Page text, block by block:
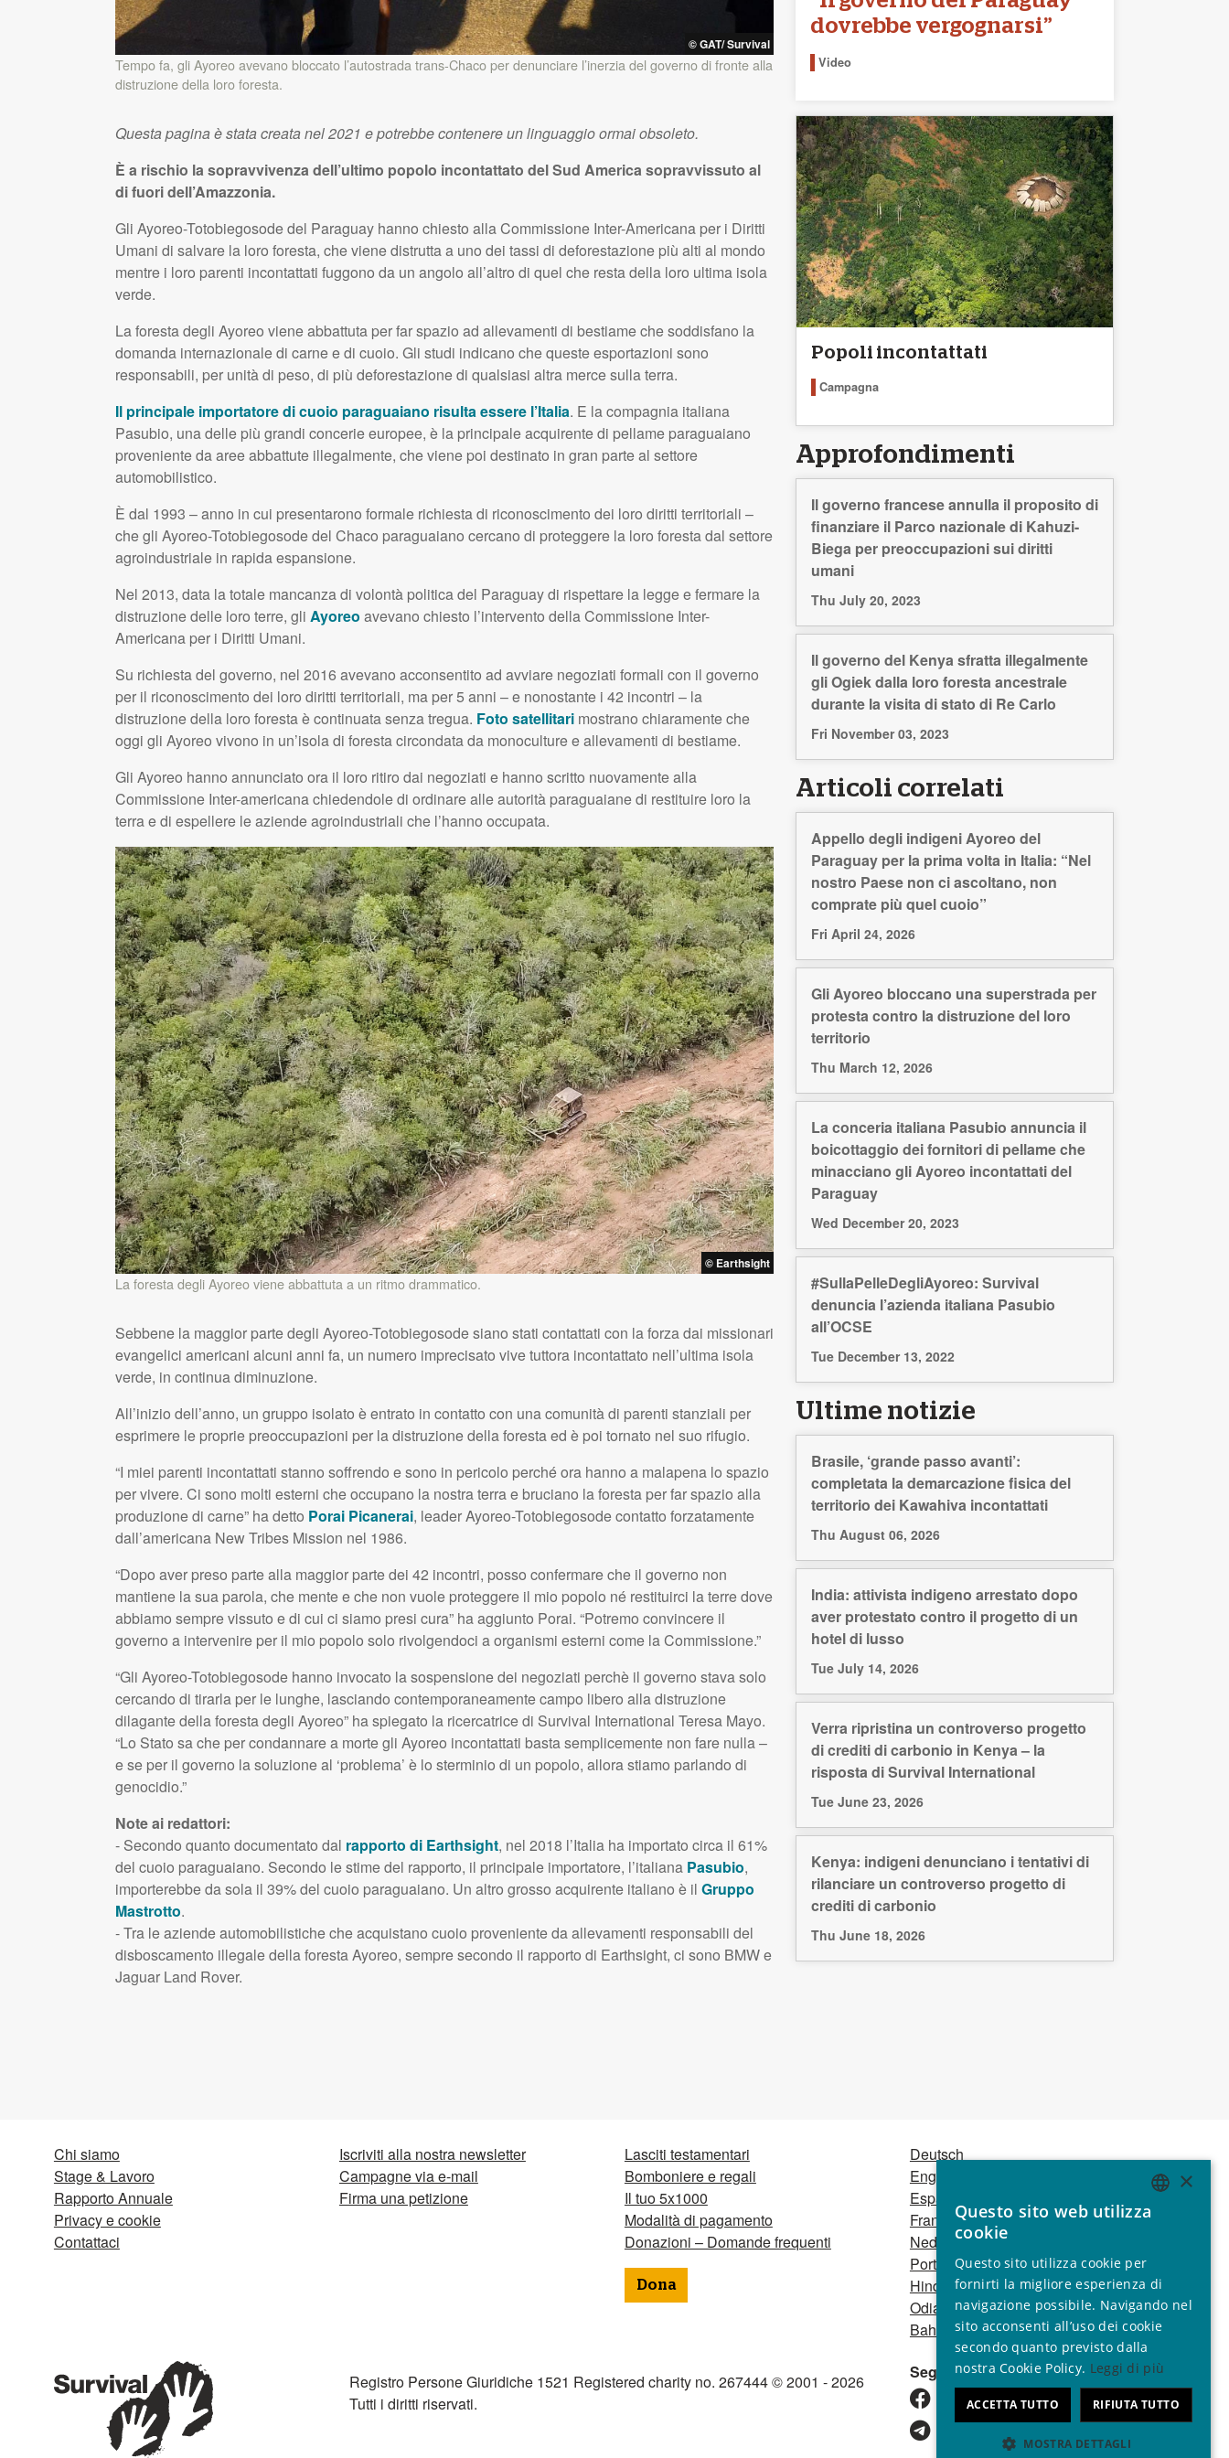
©GAT/ Survival
Tempo fa, gli Ayoreo avevano bloccato l’autostrada trans-Chaco per denunciare l’inerzia del governo di fronte alla
distruzione della loro foresta.
Questa pagina è stata creata nel 2021 e potrebbe contenere un linguaggio ormai obsoleto.
È a rischio la sopravvivenza dell’ultimo popolo incontattato del Sud America sopravvissuto al
di fuori dell’Amazzonia.
Gli Ayoreo-Totobiegosode del Paraguay hanno chiesto alla Commissione Inter-Americana per i Diritti
Umani di salvare la loro foresta, che viene distrutta a uno dei tassi di deforestazione più alti al mondo
mentre i loro parenti incontattati fuggono da un angolo all’altro di quel che resta della loro ultima isola
verde.
La foresta degli Ayoreo viene abbattuta per far spazio ad allevamenti di bestiame che soddisfano la
domanda internazionale di carne e di cuoio. Gli studi indicano che queste esportazioni sono
responsabili, per unità di peso, di più deforestazione di qualsiasi altra merce sulla terra.
Il principale importatore di cuoio paraguaiano risulta essere l’Italia. E la compagnia italiana
Pasubio, una delle più grandi concerie europee, è la principale acquirente di pellame paraguaiano
proveniente da aree abbattute illegalmente, che viene poi destinato in gran parte al settore
automobilistico.
È dal 1993 – anno in cui presentarono formale richiesta di riconoscimento dei loro diritti territoriali –
che gli Ayoreo-Totobiegosode del Chaco paraguaiano cercano di proteggere la loro foresta dal settore
agroindustriale in rapida espansione.
Nel 2013, data la totale mancanza di volontà politica del Paraguay di rispettare la legge e fermare la
distruzione delle loro terre, gli Ayoreo avevano chiesto l’intervento della Commissione Inter-
Americana per i Diritti Umani.
Su richiesta del governo, nel 2016 avevano acconsentito ad avviare negoziati formali con il governo
per il riconoscimento dei loro diritti territoriali, ma per 5 anni – e nonostante i 42 incontri – la
distruzione della loro foresta è continuata senza tregua. Foto satellitarimostrano chiaramente che
oggi gli Ayoreo vivono in un’isola di foresta circondata da monoculture e allevamenti di bestiame.
Gli Ayoreo hanno annunciato ora il loro ritiro dai negoziati e hanno scritto nuovamente alla
Commissione Inter-americana chiedendole di ordinare alle autorità paraguaiane di restituire loro la
terra e di espellere le aziende agroindustriali che l’hanno occupata.
© Earthsight
La foresta degli Ayoreo viene abbattuta a un ritmo drammatico.
Sebbene la maggior parte degli Ayoreo-Totobiegosode siano stati contattati con la forza dai missionari
evangelici americani alcuni anni fa, un numero imprecisato vive tuttora incontattato nell’ultima isola
verde, in continua diminuzione.
All’inizio dell’anno, un gruppo isolato è entrato in contatto con una comunità di parenti stanziali per
esprimere le proprie preoccupazioni per la distruzione della foresta ed è poi tornato nel suo rifugio.
“I miei parenti incontattati stanno soffrendo e sono in pericolo perché ora hanno a malapena lo spazio
per vivere. Ci sono molti esterni che occupano la nostra terra e bruciano la foresta per far spazio alla
produzione di carne” ha detto Porai Picanerai, leader Ayoreo-Totobiegosode contatto forzatamente
dall’americana New Tribes Mission nel 1986.
“Dopo aver preso parte alla maggior parte dei 42 incontri, posso confermare che il governo non
mantiene la sua parola, che mente e che non vuole proteggere il mio popolo né restituirci la terre dove
abbiamo sempre vissuto e di cui ci siamo presi cura” ha aggiunto Porai. “Potremo convincere il
governo a intervenire per il mio popolo solo rivolgendoci a organismi esterni come la Commissione.”
“Gli Ayoreo-Totobiegosode hanno invocato la sospensione dei negoziati perchè il governo stava solo
cercando di tirarla per le lunghe, lasciando contemporaneamente campo libero alla distruzione
dilagante della foresta degli Ayoreo” ha spiegato la ricercatrice di Survival International Teresa Mayo.
“Lo Stato sa che per condannare a morte gli Ayoreo incontattati basta semplicemente non fare nulla –
e se per il governo la soluzione al ‘problema’ è lo sterminio di un popolo, allora stiamo parlando di
genocidio.”
Note ai redattori:
- Secondo quanto documentato dal rapporto di Earthsight, nel 2018 l’Italia ha importato circa il 61%
del cuoio paraguaiano. Secondo le stime del rapporto, il principale importatore, l’italiana Pasubio,
importerebbe da sola il 39% del cuoio paraguaiano. Un altro grosso acquirente italiano è il Gruppo
Mastrotto.
- Tra le aziende automobilistiche che acquistano cuoio proveniente da allevamenti responsabili del
disboscamento illegale della foresta Ayoreo, sempre secondo il rapporto di Earthsight, ci sono BMWe
Jaguar Land Rover.
dovrebbe vergognarsi”
Video
Popoli incontattati
Campagna
Approfondimenti
Il governo francese annulla il proposito di
finanziare il Parco nazionale di Kahuzi-
Biega per preoccupazioni sui diritti
umani
Thu July 20, 2023
Il governo del Kenya sfratta illegalmente
gli Ogiek dalla loro foresta ancestrale
durante la visita di stato di Re Carlo
Fri November 03, 2023
Articoli correlati
Appello degli indigeni Ayoreo del
Paraguay per la prima volta in Italia: “Nel
nostro Paese non ci ascoltano, non
comprate più quel cuoio”
Fri April 24, 2026
Gli Ayoreo bloccano una superstrada per
protesta contro la distruzione del loro
territorio
Thu March 12, 2026
La conceria italiana Pasubio annuncia il
boicottaggio dei fornitori di pellame che
minacciano gli Ayoreo incontattati del
Paraguay
Wed December 20, 2023
#SullaPelleDegliAyoreo: Survival
denuncia l’azienda italiana Pasubio
all’OCSE
Tue December 13, 2022
Ultime notizie
Brasile, ‘grande passo avanti’:
completata la demarcazione fisica del
territorio dei Kawahiva incontattati
Thu August 06, 2026
India: attivista indigeno arrestato dopo
aver protestato contro il progetto di un
hotel di lusso
Tue July 14, 2026
Verra ripristina un controverso progetto
di crediti di carbonio in Kenya – la
risposta di Survival International
Tue June 23, 2026
Kenya: indigeni denunciano i tentativi di
rilanciare un controverso progetto di
crediti di carbonio
Thu June 18, 2026
Chi siamo
Stage & Lavoro
Rapporto Annuale
Privacy e cookie
Contattaci
Iscriviti alla nostra newsletter
Campagne via e-mail
Firma una petizione
Lasciti testamentari
Bomboniere e regali
Il tuo 5x1000
Modalità di pagamento
Donazioni – Domande frequenti
Dona
Deutsch
English
Español
Français
Nederlands
Português
Hindi
Odia
Bahasa Indonesia
Seguici
Registro Persone Giuridiche 1521 Registered charity no. 267444 © 2001 - 2026
Tutti i diritti riservati.
ENGLISH
SPANISH
FRENCH
ITALIAN
PORTUGUESE
×
Questo sito web utilizza
cookie
Questo sito utilizza cookie per
fornirti la migliore esperienza di
navigazione possibile. Navigando nel
sito acconsenti all’uso dei cookie
secondo quanto previsto dalla
nostra Cookie Policy. Leggi di più
ACCETTA TUTTO RIFIUTA TUTTO
MOSTRA DETTAGLI